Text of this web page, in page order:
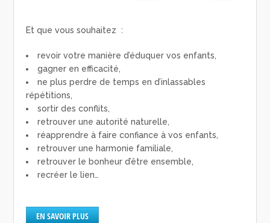
Et que vous souhaitez :
revoir votre manière d’éduquer vos enfants,
gagner en efficacité,
ne plus perdre de temps en d’inlassables
répétitions,
sortir des conflits,
retrouver une autorité naturelle,
réapprendre à faire confiance à vos enfants,
retrouver une harmonie familiale,
retrouver le bonheur d’être ensemble,
recréer le lien…
EN SAVOIR PLUS